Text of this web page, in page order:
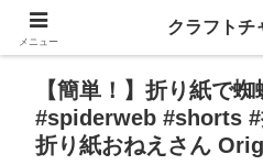
【簡単！】折り紙で
#spiderweb #shorts
折り紙おねえさん
メニュー
クラフトチ